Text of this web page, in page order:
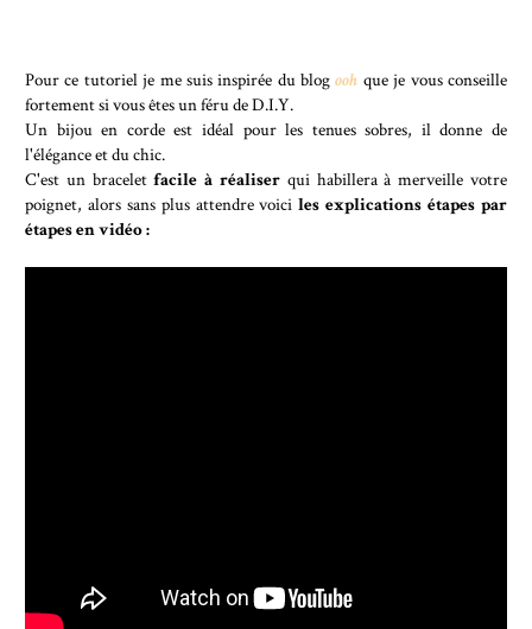
Pour ce tutoriel je me suis inspirée du blog ooh que je vous conseille
fortement si vous êtes un féru de D.I.Y.
Un bijou en corde est idéal pour les tenues sobres, il donne de
l'élégance et du chic.
C'est un braceletfacile à réaliser qui habillera à merveille votre
poignet, alors sans plus attendre voiciles explications étapes par
étapes en vidéo :